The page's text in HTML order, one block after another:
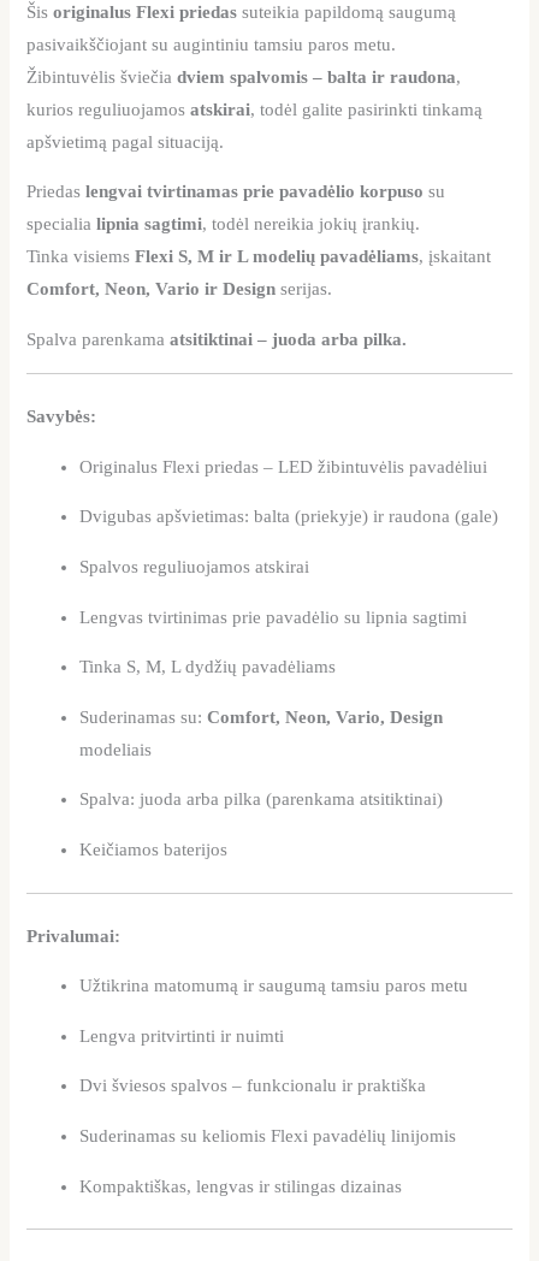
Šisoriginalus Flexi priedas suteikia papildomą saugumą
pasivaikščiojant su augintiniu tamsiu paros metu.
Žibintuvėlis šviečiadviem spalvomis – balta ir raudona,
kurios reguliuojamosatskirai, todėl galite pasirinkti tinkamą
apšvietimą pagal situaciją.
Priedaslengvai tvirtinamas prie pavadėlio korpuso su
specialialipnia sagtimi, todėl nereikia jokių įrankių.
Tinka visiemsFlexi S, M ir L modelių pavadėliams, įskaitant
Comfort, Neon, Vario ir Design serijas.
Spalva parenkamaatsitiktinai – juoda arba pilka.
Savybės:
Originalus Flexi priedas – LED žibintuvėlis pavadėliui
Dvigubas apšvietimas: balta (priekyje) ir raudona (gale)
Spalvos reguliuojamos atskirai
Lengvas tvirtinimas prie pavadėlio su lipnia sagtimi
Tinka S, M, L dydžių pavadėliams
Suderinamas su:Comfort, Neon, Vario, Design
modeliais
Spalva: juoda arba pilka (parenkama atsitiktinai)
Keičiamos baterijos
Privalumai:
Užtikrina matomumą ir saugumą tamsiu paros metu
Lengva pritvirtinti ir nuimti
Dvi šviesos spalvos – funkcionalu ir praktiška
Suderinamas su keliomis Flexi pavadėlių linijomis
Kompaktiškas, lengvas ir stilingas dizainas